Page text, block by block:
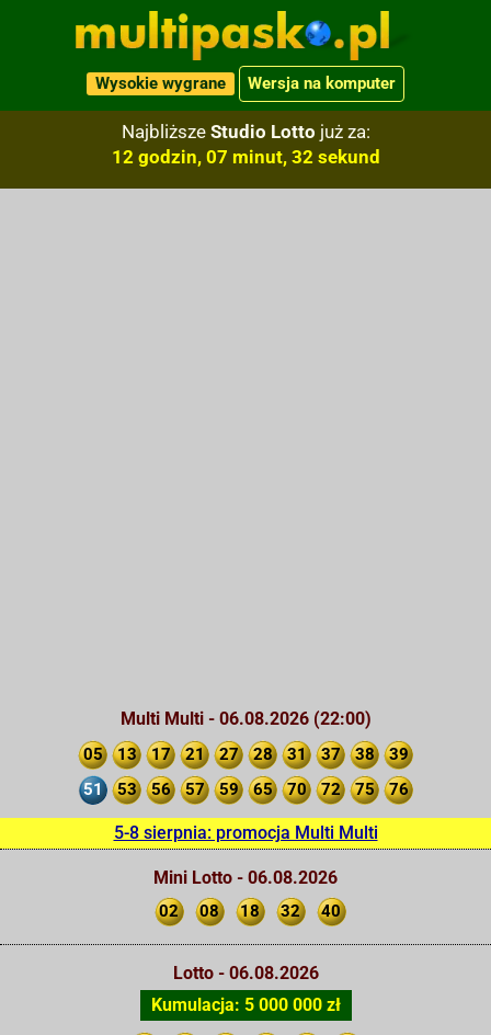
Wysokie wygrane Wersja na komputer
Najbliższe Studio Lotto już za:
12 godzin, 07 minut, 31 sekund
Multi Multi - 06.08.2026 (22:00)
05 13 17 21 27 28 31 37 38
39
51
53 56 57 59 65 70 72 75 76
5-8 sierpnia: promocja Multi Multi
Mini Lotto - 06.08.2026
02 08 18 32 40
Lotto - 06.08.2026
Kumulacja: 5 000 000 zł